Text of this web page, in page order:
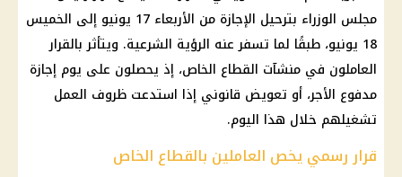
مجلس الوزراء بترحيل الإجازة من الأربعاء 17 يونيو إلى الخميس
18 يونيو، طبقًا لما تسفر عنه الرؤية الشرعية. ويتأثر بالقرار
العاملون في منشآت القطاع الخاص، إذ يحصلون على يوم إجازة
مدفوع الأجر، أو تعويض قانوني إذا استدعت ظروف العمل
تشغيلهم خلال هذا اليوم.
قرار رسمي يخص العاملين بالقطاع الخاص